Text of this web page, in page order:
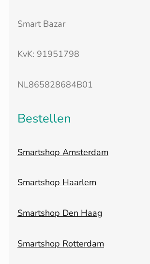
Smart Bazar
KvK: 91951798
NL865828684B01
Bestellen
Smartshop Amsterdam
Smartshop Haarlem
Smartshop Den Haag
Smartshop Rotterdam